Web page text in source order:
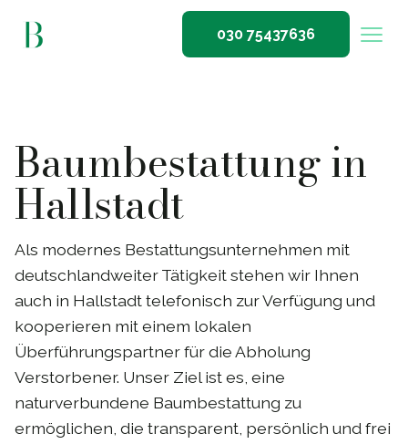
030 75437636
Baumbestattung in
Hallstadt
Als modernes Bestattungsunternehmen mit
deutschlandweiter Tätigkeit stehen wir Ihnen
auch in Hallstadt telefonisch zur Verfügung und
kooperieren mit einem lokalen
Überführungspartner für die Abholung
Verstorbener. Unser Ziel ist es, eine
naturverbundene Baumbestattung zu
ermöglichen, die transparent, persönlich und frei